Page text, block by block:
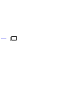
ネス)(アウト
：レッド/単